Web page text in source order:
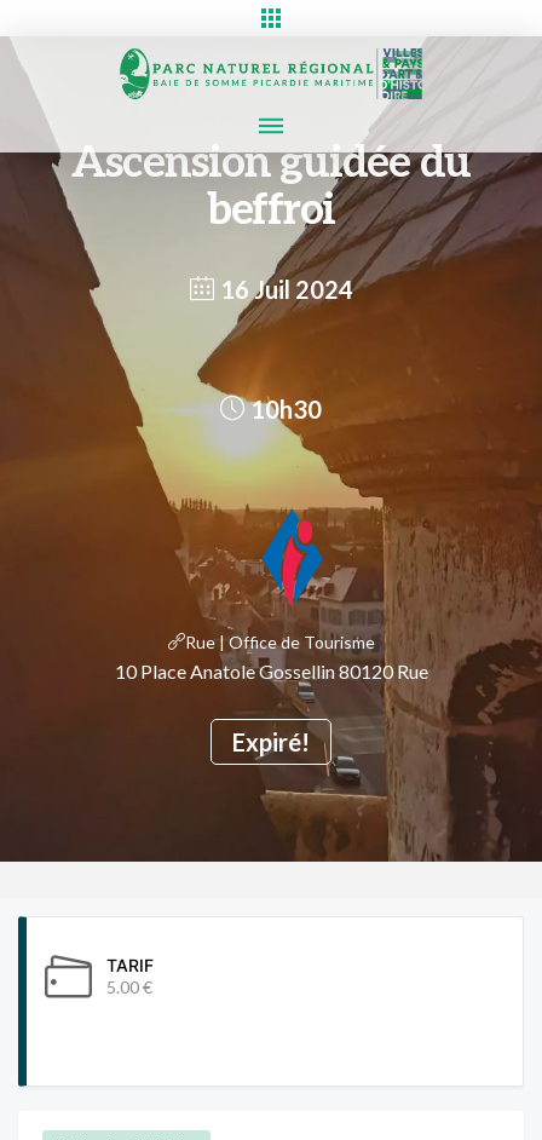
Ascension guidée du
beffroi
16 Juil 2024
Expiré!
10h30
Rue | Office de Tourisme
10 Place Anatole Gossellin 80120 Rue
TARIF
5.00 €